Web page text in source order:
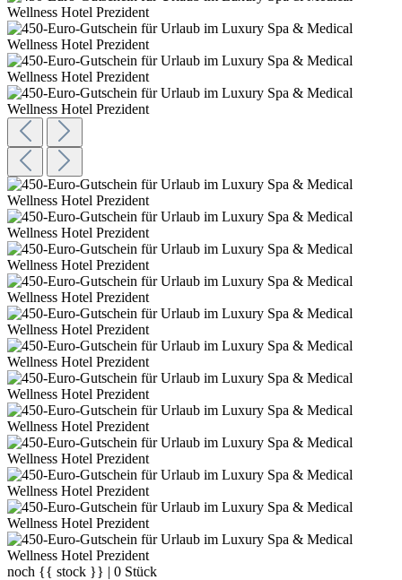
noch {{ stock }} | 0 Stück